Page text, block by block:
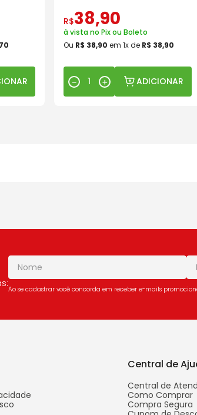
R$38,90
à vista no Pix ou Boleto
Ou R$ 38,90 em1x de R$ 38,90
＋
－ ADICIONAR
Ao se cadastrar você concorda em receber e-mails
Central de
Central de
Como Comprar
Compra Segura